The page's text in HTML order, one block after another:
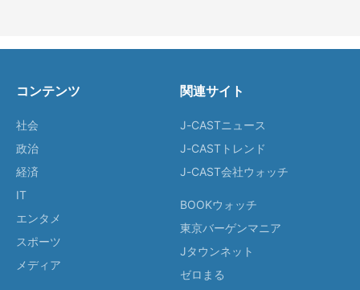
コンテンツ
社会
政治
経済
IT
エンタメ
スポーツ
メディア
関連サイト
J-CASTニュース
J-CASTトレンド
J-CAST会社ウォッチ
BOOKウォッチ
東京バーゲンマニア
Jタウンネット
ゼロまる